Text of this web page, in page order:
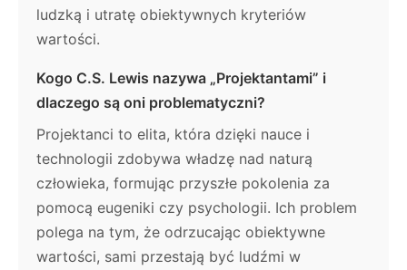
ludzką i utratę obiektywnych kryteriów
wartości.
Kogo C.S. Lewis nazywa „Projektantami” i
dlaczego są oni problematyczni?
Projektanci to elita, która dzięki nauce i
technologii zdobywa władzę nad naturą
człowieka, formując przyszłe pokolenia za
pomocą eugeniki czy psychologii. Ich problem
polega na tym, że odrzucając obiektywne
wartości, sami przestają być ludźmi w